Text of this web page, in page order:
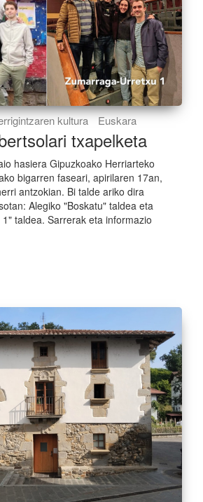
kultura Euskara
txapelketa
hasiera Gipuzkoako Herriarteko
bigarren faseari, apirilaren 17an,
antzokian. Bi talde ariko dira
Alegiko "Boskatu" taldea eta
taldea. Sarrerak eta informazio